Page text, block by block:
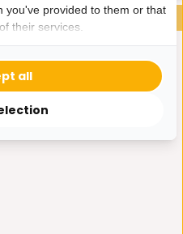
you've provided to them or that
their services.
all